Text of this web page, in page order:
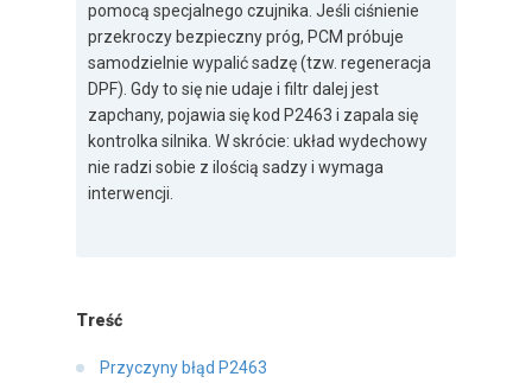
pomocą specjalnego czujnika. Jeśli ciśnienie
przekroczy bezpieczny próg, PCM próbuje
samodzielnie wypalić sadzę (tzw. regeneracja
DPF). Gdy to się nie udaje i filtr dalej jest
zapchany, pojawia się kod P2463 i zapala się
kontrolka silnika. W skrócie: układ wydechowy
nie radzi sobie z ilością sadzy i wymaga
interwencji.
Treść
Przyczyny błąd P2463